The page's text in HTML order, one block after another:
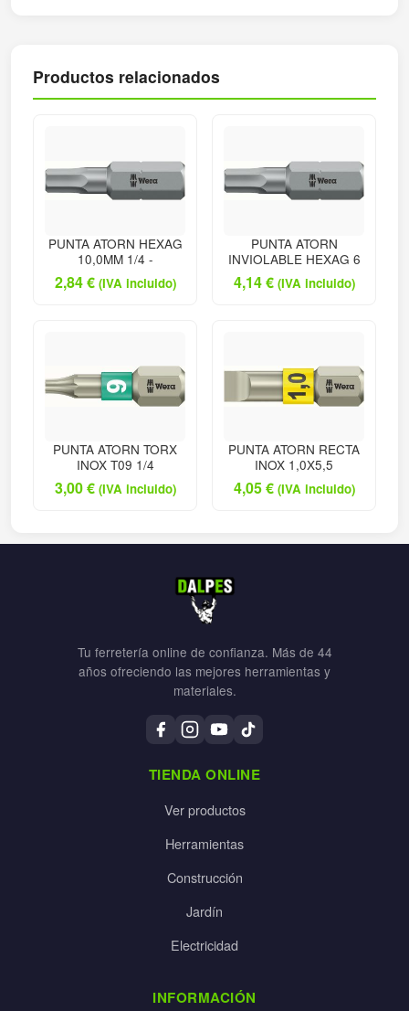
Productos relacionados
PUNTA ATORN HEXAG
10,0MM 1/4 -
2,84€ (IVA incluido)
PUNTA ATORN
INVIOLABLE HEXAG 6
4,14€ (IVA incluido)
PUNTA ATORN TORX
INOX T09 1/4
3,00€ (IVA incluido)
PUNTA ATORN RECTA
INOX 1,0X5,5
4,05€ (IVA incluido)
Tu ferretería online de confianza. Más de 44
años ofreciendo las mejores herramientas y
materiales.
TIENDA ONLINE
Ver productos
Herramientas
Construcción
Jardín
Electricidad
INFORMACIÓN